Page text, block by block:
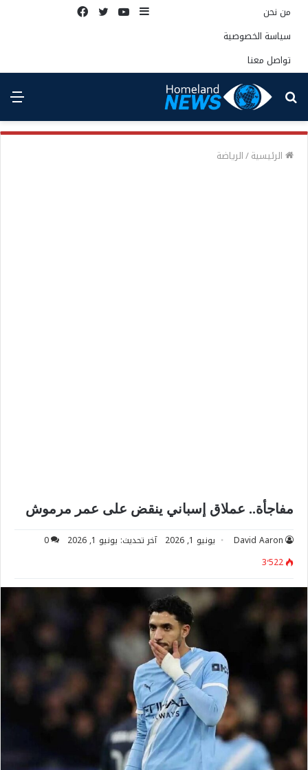
من نحن
سياسة الخصوصية
تواصل معنا
إضافة يوتيوبتويتر
بحث
عن
الرئيسية/الرياضة
مفاجأة.. عملاق إسباني ينقض على عمر مرموش
David Aaron يونيو 1, 2026 آخر تحديث: يونيو 1, 2026
0
3٬522